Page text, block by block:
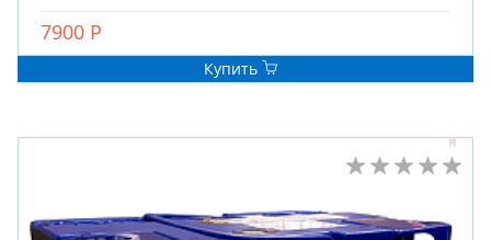
7900 Р
Купить